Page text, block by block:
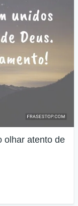
olhar atento de